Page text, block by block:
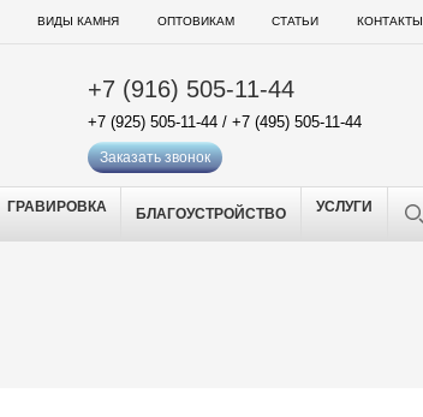
ВИДЫ КАМНЯ ОПТОВИКАМ СТАТЬИ КОНТАКТЫ
+7 (916) 505-11-44
+7 (925) 505-11-44 / +7 (495) 505-11-44
Заказать звонок
ГРАВИРОВКА БЛАГОУСТРОЙСТВО УСЛУГИ